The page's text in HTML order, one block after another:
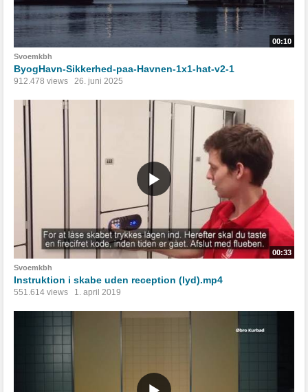
00:10
Svoemkbh
ByogHavn-Sikkerhed-paa-Havnen-1x1-hat-v2-1
912.478 views 26. juni 2025
00:33
Svoemkbh
Instruktion i skabe uden reception (lyd).mp4
551.614 views 1. april 2019